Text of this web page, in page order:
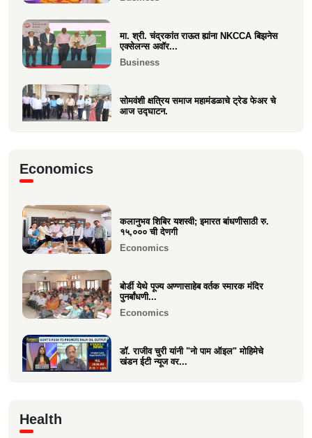
मा. श्री. चंद्रकांत राऊत ह्यांना NKCCA बिझनेस
एक्सेलन्स अवॉर...
Business
सोमवंशी क्षत्रिय समाज महामंडळाचे ट्रेड फेअर चे
आज उद्घाटन.
वक्रतुंड ऍग्रो याचे उद्घाटन, माहीम
Business
Economics
कलानुभव शिबिर यशस्वी; इमारत बांधणीसाठी रु.
१५,००० ची देणगी
Economics
बोर्डी येथे पूज्य अण्णासाहेब वर्तक स्मारक मंदिर
पुनर्बांधणी...
Economics
डॉ. राजीव चुरी यांनी "नो पाम ऑइल" मोहिमेचे
खंडन ईटी न्यूज वर...
Health